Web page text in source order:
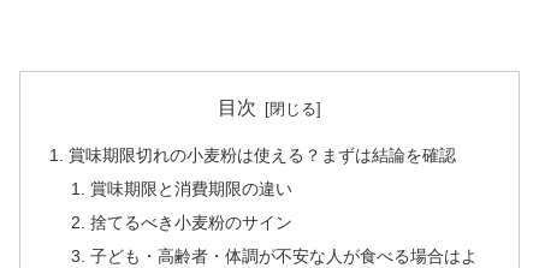
目次
賞味期限切れの小麦粉は使える？まずは結論を確認
賞味期限と消費期限の違い
捨てるべき小麦粉のサイン
子ども・高齢者・体調が不安な人が食べる場合はよ